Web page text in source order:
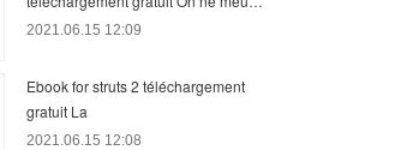
2021.06.15 12:09
Ebook for struts 2 téléchargement
gratuit La
2021.06.15 12:08